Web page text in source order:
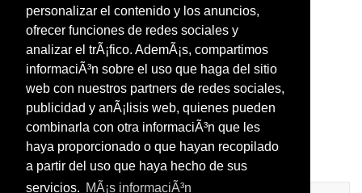
personalizar el contenido y los anuncios,
ofrecer funciones de redes sociales y
analizar el trÃ¡fico. AdemÃ¡s, compartimos
informaciÃ³n sobre el uso que haga del sitio
web con nuestros partners de redes sociales,
publicidad y anÃ¡lisis web, quienes pueden
combinarla con otra informaciÃ³n que les
haya proporcionado o que hayan recopilado
a partir del uso que haya hecho de sus
servicios. MÃ¡s informaciÃ³n